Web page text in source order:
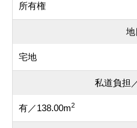
所有権
地
宅地
私道負担
有／138.00m2